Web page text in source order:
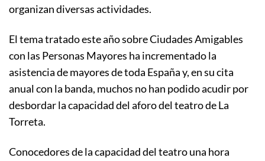
organizan diversas actividades.
El tema tratado este año sobre Ciudades Amigables
con las Personas Mayores ha incrementado la
asistencia de mayores de toda España y, en su cita
anual con la banda, muchos no han podido acudir por
desbordar la capacidad del aforo del teatro de La
Torreta.
Conocedores de la capacidad del teatro una hora